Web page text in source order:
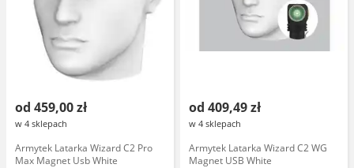
od 459,00 zł
w 4 sklepach
Armytek Latarka Wizard C2 Pro
Max Magnet Usb White
od 409,49 zł
w 4 sklepach
Armytek Latarka Wizard C2 WG
Magnet USB White